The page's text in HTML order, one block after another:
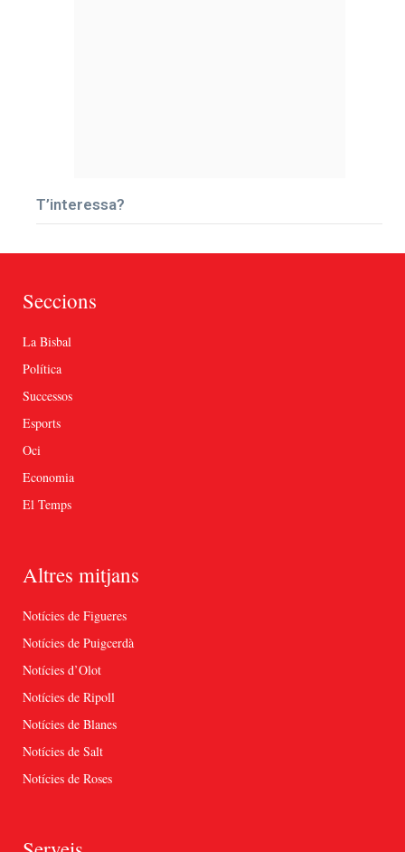
T’interessa?
Seccions
La Bisbal
Política
Successos
Esports
Oci
Economia
El Temps
Altres mitjans
Notícies de Figueres
Notícies de Puigcerdà
Notícies d’Olot
Notícies de Ripoll
Notícies de Blanes
Notícies de Salt
Notícies de Roses